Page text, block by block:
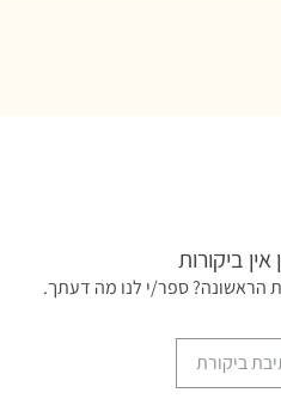
אין ביקורות
הראשונה? ספר/י לנו מה דעתך.
ביקורת